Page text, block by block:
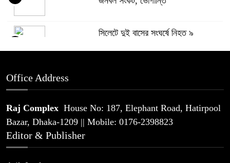
সিলেটে দুই বাসের সংঘর্ষে নিহত ৯
এলোপাতাড়ি গুলি, নিহত অন্তত ৬
6
প্যারাসেইলিংয়ে পর্যটক নিহতের মামলার
7
Office Address
Raj Complex House No: 187, Elephant Road, Hatirpool
Bazar, Dhaka-1209 || Mobile: 0176-2398823
Editor & Publisher